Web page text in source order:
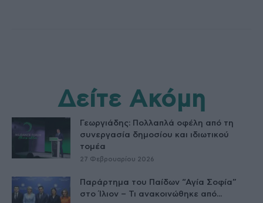
Δείτε Ακόμη
Γεωργιάδης: Πολλαπλά οφέλη από τη
συνεργασία δημοσίου και ιδιωτικού
τομέα
27 Φεβρουαρίου 2026
Παράρτημα του Παίδων “Αγία Σοφία”
στο Ίλιον – Τι ανακοινώθηκε από...